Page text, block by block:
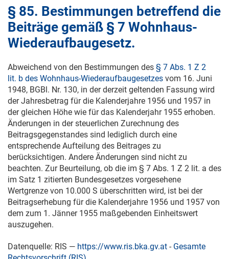
§ 85. Bestimmungen betreffend die
Beiträge gemäß § 7 Wohnhaus-
Wiederaufbaugesetz.
Abweichend von den Bestimmungen des § 7 Abs. 1 Z 2
lit. b des Wohnhaus-Wiederaufbaugesetzes vom 16. Juni
1948, BGBl. Nr. 130, in der derzeit geltenden Fassung wird
der Jahresbetrag für die Kalenderjahre 1956 und 1957 in
der gleichen Höhe wie für das Kalenderjahr 1955 erhoben.
Änderungen in der steuerlichen Zurechnung des
Beitragsgegenstandes sind lediglich durch eine
entsprechende Aufteilung des Beitrages zu
berücksichtigen. Andere Änderungen sind nicht zu
beachten. Zur Beurteilung, ob die im § 7 Abs. 1 Z 2 lit. a des
im Satz 1 zitierten Bundesgesetzes vorgesehene
Wertgrenze von 10.000 S überschritten wird, ist bei der
Beitragserhebung für die Kalenderjahre 1956 und 1957 von
dem zum 1. Jänner 1955 maßgebenden Einheitswert
auszugehen.
Datenquelle: RIS — https://www.ris.bka.gv.at - Gesamte